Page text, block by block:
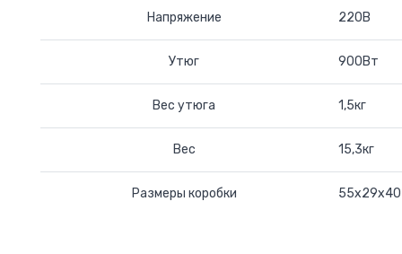
Напряжение 220В
Утюг 900Вт
Вес утюга 1,5кг
Вес 15,3кг
Размеры коробки 55х29х40